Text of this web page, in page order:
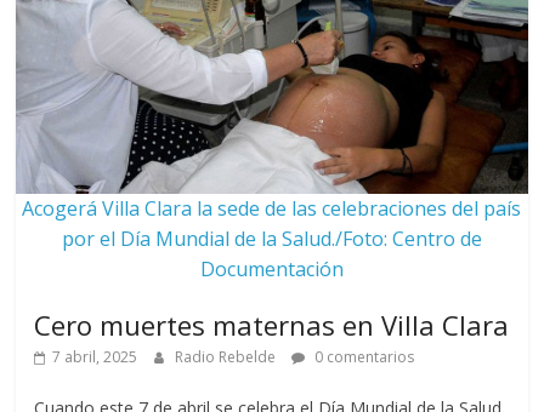
Acogerá Villa Clara la sede de las celebraciones del país
por el Día Mundial de la Salud./Foto: Centro de
Documentación
Cero muertes maternas en Villa Clara
7 abril, 2025 Radio Rebelde 0 comentarios